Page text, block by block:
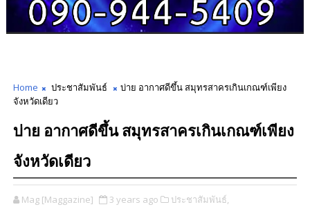
Home ประชาสัมพันธ์
บ่าย อากาศดีขึ้น สมุทรสาครเกินเกณฑ์เพียง
จังหวัดเดียว
บ่าย อากาศดีขึ้น สมุทรสาครเกินเกณฑ์เพียง
จังหวัดเดียว
Mag [Maggazine] 3 years ago ประชาสัมพันธ์,